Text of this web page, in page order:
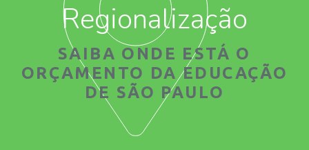
Regionalização
SAIBA ONDE ESTÁ O
ORÇAMENTO DA EDUCAÇÃO
DE SÃO PAULO